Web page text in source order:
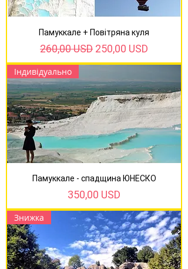
Памуккале + Повітряна куля
Звичайна ціна
260,00 USD За розпродажем
250,00 USD
Індивідуально
Памуккале - спадщина ЮНЕСКО
Ціна
350,00 USD
Знижка